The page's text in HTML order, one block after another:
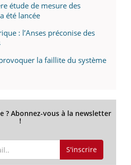
étude de mesure des
été lancée
: l’Anses préconise des
la faillite du système
? Abonnez-vous à la newsletter
!
S'inscrire